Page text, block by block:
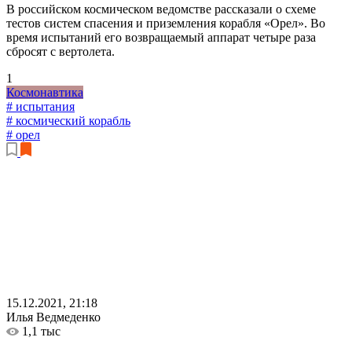
В российском космическом ведомстве рассказали о схеме
тестов систем спасения и приземления корабля «Орел». Во
время испытаний его возвращаемый аппарат четыре раза
сбросят с вертолета.
1
Космонавтика
# испытания
# космический корабль
# орел
15.12.2021, 21:18
Илья Ведмеденко
1,1 тыс